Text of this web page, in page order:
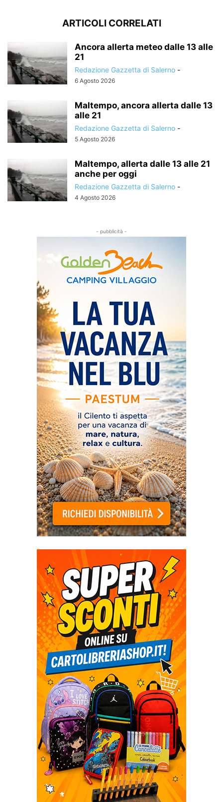
ARTICOLI CORRELATI
Ancora allerta meteo dalle 13 alle
21
Redazione Gazzetta di Salerno -
6 Agosto 2026
Maltempo, ancora allerta dalle 13
alle 21
Redazione Gazzetta di Salerno -
5 Agosto 2026
Maltempo, allerta dalle 13 alle 21
anche per oggi
Redazione Gazzetta di Salerno -
4 Agosto 2026
- pubblicità -